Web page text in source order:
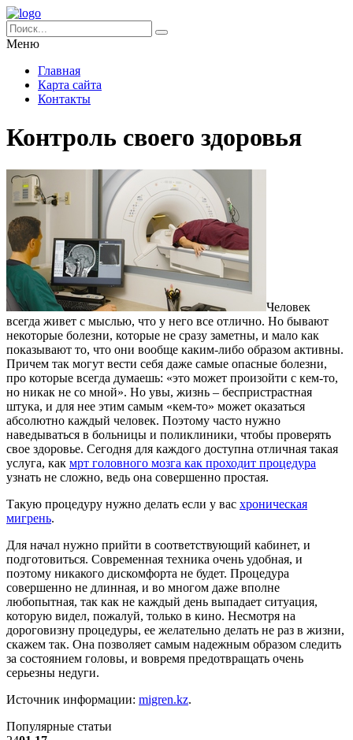
Меню
Главная
Карта сайта
Контакты
Контроль своего здоровья
Человек
всегда живет с мыслью, что у него все отлично. Но бывают
некоторые болезни, которые не сразу заметны, и мало как
показывают то, что они вообще каким-либо образом активны.
Причем так могут вести себя даже самые опасные болезни,
про которые всегда думаешь: «это может произойти с кем-то,
но никак не со мной». Но увы, жизнь – беспристрастная
штука, и для нее этим самым «кем-то» может оказаться
абсолютно каждый человек. Поэтому часто нужно
наведываться в больницы и поликлиники, чтобы проверять
свое здоровье. Сегодня для каждого доступна отличная такая
услуга, как мрт головного мозга как проходит процедура
узнать не сложно, ведь она совершенно простая.
Такую процедуру нужно делать если у вас хроническая
мигрень.
Для начал нужно прийти в соответствующий кабинет, и
подготовиться. Современная техника очень удобная, и
поэтому никакого дискомфорта не будет. Процедура
совершенно не длинная, и во многом даже вполне
любопытная, так как не каждый день выпадает ситуация,
которую видел, пожалуй, только в кино. Несмотря на
дороговизну процедуры, ее желательно делать не раз в жизни,
скажем так. Она позволяет самым надежным образом следить
за состоянием головы, и вовремя предотвращать очень
серьезны недуги.
Источник информации: migren.kz.
Популярные статьи